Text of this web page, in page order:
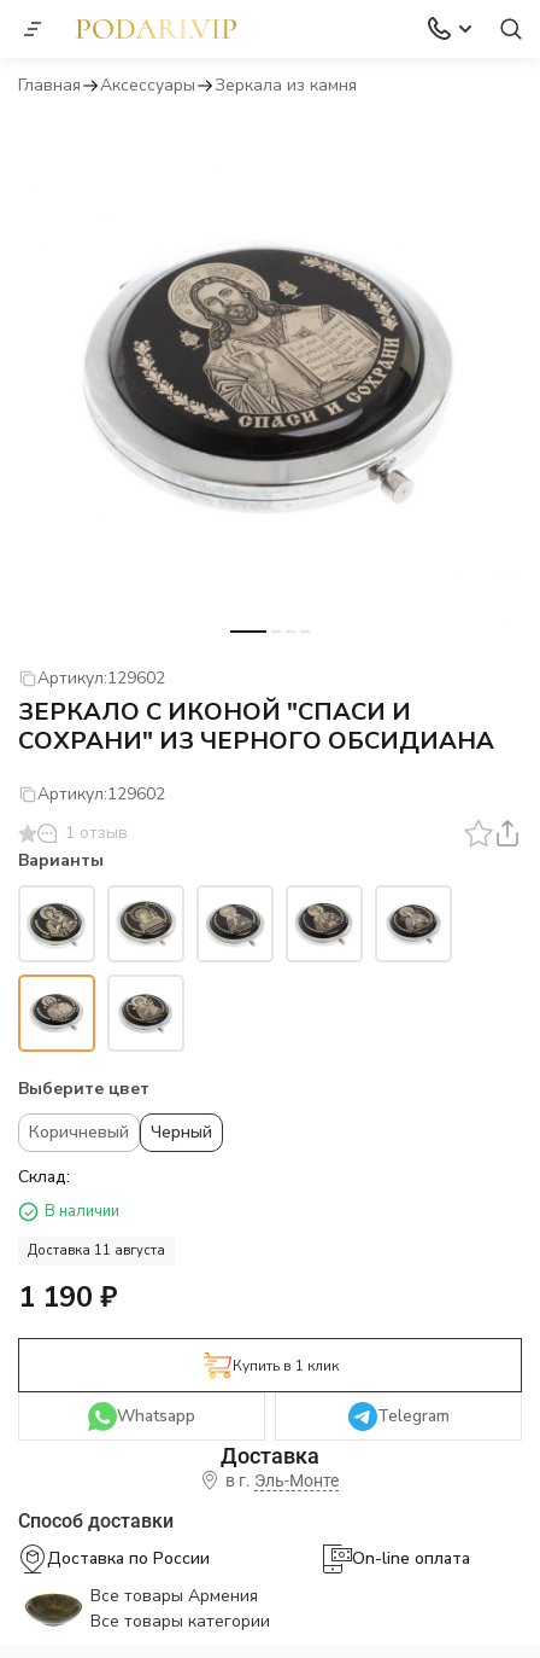
Главная Аксессуары Зеркала из камня
Артикул:129602
ЗЕРКАЛО С ИКОНОЙ "СПАСИ И
СОХРАНИ" ИЗ ЧЕРНОГО ОБСИДИАНА
Артикул:129602
1 отзыв
Варианты
Выберите цвет
Коричневый
Черный
Склад:
В наличии
Доставка 11 августа
1 190 ₽
Купить в 1 клик
Whatsapp Telegram
в г. Эль-Монте
Способ доставки
Доставка по России
On-line оплата
Все товары Армения
Все товары категории